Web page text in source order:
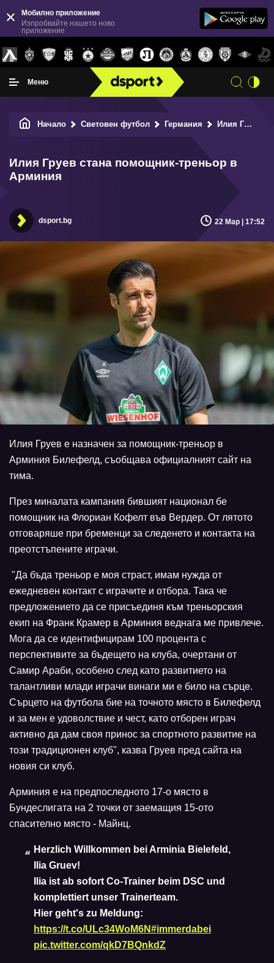
Мобилно приложение
Изпробвайте нашето ново
приложение
Меню
Начало Световен футбол Германия Илия Груев стана помощник-треньор в Арминия
Илия Груев стана помощник-треньор в
Арминия
dsport.bg 22 Мар | 17:52
Илия Груев е назначен за помощник-треньор в
Арминия Билефелд, съобщава официалният сайт на
тима.
През миналата кампания бившият национал бе
помощник на Флориан Кофелт във Вердер. От лятото
отговаряше при бременци за следенето и контакта на
преотстъпените играчи.
"Да бъда треньор е моя страст, имам нужда от
ежедневен контакт с играчите и отбора. Така че
предложението да се присъединя към треньорския
екип на Франк Крамер в Арминия веднага ме привлече.
Мога да се идентифицирам 100 процента с
перспективите за бъдещето на клуба, очертани от
Самир Араби, особено след като развитието на
талантливи млади играчи винаги ми е било на сърце.
Сърцето на футбола бие на точното място в Билефелд
и за мен е удоволствие и чест, като отборен играч
активно да дам своя принос за спортното развитие на
този традиционен клуб", казва Груев пред сайта на
новия си клуб.
Арминия е на предпоследното 17-о място в
Бундеслигата на 2 точки от заемащия 15-ото
спасително място - Майнц.
Herzlich Willkommen bei Arminia Bielefeld,
Ilia Gruev!
Ilia ist ab sofort Co-Trainer beim DSC und
komplettiert unser Trainerteam.
Hier geht's zu Meldung:
https://t.co/ULc34WoM6N#immerdabei
pic.twitter.com/qkD7BQnkdZ